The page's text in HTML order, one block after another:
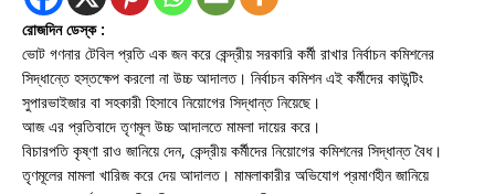
রোজদিন ডেস্ক :
ভোট গণনার টেবিল প্রতি এক জন করে কেন্দ্রীয় সরকারি কর্মী রাখার নির্বাচন কমিশনের
সিদ্ধান্তে হস্তক্ষেপ করলো না উচ্চ আদালত। নির্বাচন কমিশন এই কর্মীদের কাউন্টিং
সুপারভাইজার বা সহকারী হিসাবে নিয়োগের সিদ্ধান্ত নিয়েছে।
আজ এর প্রতিবাদে তৃণমূল উচ্চ আদালতে মামলা দায়ের করে।
বিচারপতি কৃষ্ণা রাও জানিয়ে দেন, কেন্দ্রীয় কর্মীদের নিয়োগের কমিশনের সিদ্ধান্ত বৈধ।
তৃণমূলের মামলা খারিজ করে দেয় আদালত। মামলাকারীর অভিযোগ প্রমাণহীন জানিয়ে